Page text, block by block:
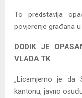
To predstavlja
povjerenje građana
DODIK JE
VLADA TK
„Licemjerno je da
kantonu, javno